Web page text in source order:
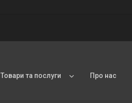
Товари та послуги Про нас